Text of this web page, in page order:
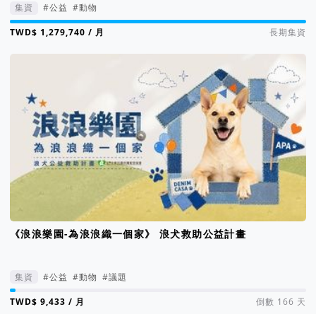
集資 #公益 #動物
集資進度 800%
/ 月 長期集資
《浪浪樂園-為浪浪織一個家》 浪犬救助公益計畫
集資 #公益 #動物 #議題
集資進度 2%
/ 月 倒數 166 天